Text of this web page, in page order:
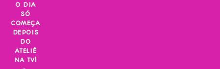
Skip
content
O DIA
SÓ
COMEÇA
DEPOIS
DO
ATELIÊ
NA TV!